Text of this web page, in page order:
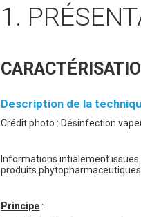
1.
Description de la
Crédit photo : Désinfection
Informations intialement issues
produits
Principe :